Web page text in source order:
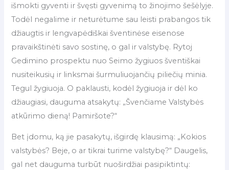
išmokti gyventi ir švęsti gyvenimą to žinojimo šešėlyje.
Todėl negalime ir neturėtume sau leisti prabangos tik
džiaugtis ir lengvapėdiškai šventinėse eisenose
pravaikštinėti savo sostinę, o gal ir valstybę. Rytoj
Gedimino prospektu nuo Seimo žygiuos šventiškai
nusiteikusių ir linksmai šurmuliuojančių piliečių minia.
Tegul žygiuoja. O paklausti, kodėl žygiuoja ir dėl ko
džiaugiasi, dauguma atsakytų: „Švenčiame Valstybės
atkūrimo dieną! Pamiršote?“
Bet įdomu, ką jie pasakytų, išgirdę klausimą: „Kokios
valstybės? Beje, o ar tikrai turime valstybę?“ Daugelis,
gal net dauguma turbūt nuoširdžiai pasipiktintų: